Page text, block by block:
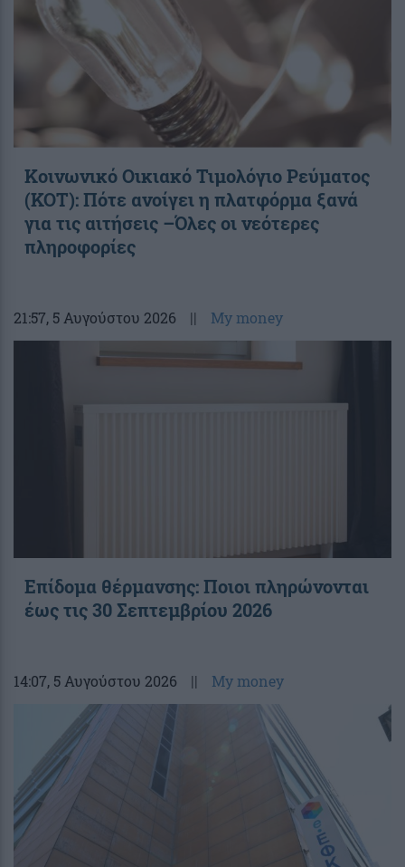
Κοινωνικό Οικιακό Τιμολόγιο Ρεύματος
(ΚΟΤ): Πότε ανοίγει η πλατφόρμα ξανά
για τις αιτήσεις –Όλες οι νεότερες
πληροφορίες
21:57, 5 Αυγούστου 2026 || My money
Επίδομα θέρμανσης: Ποιοι πληρώνονται
έως τις 30 Σεπτεμβρίου 2026
14:07, 5 Αυγούστου 2026 || My money